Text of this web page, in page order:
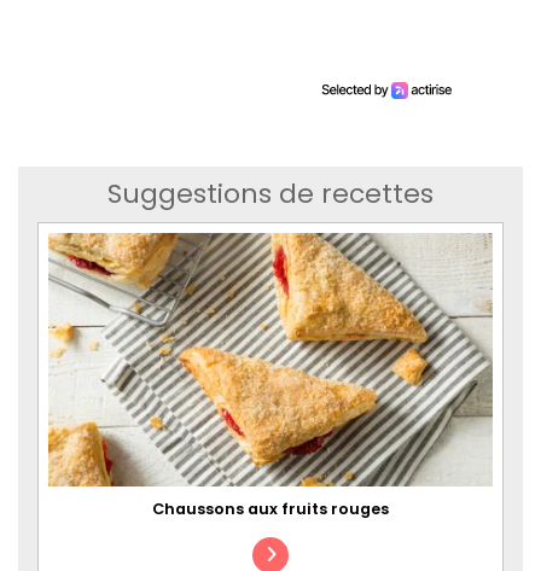
Suggestions de recettes
Chaussons aux fruits rouges